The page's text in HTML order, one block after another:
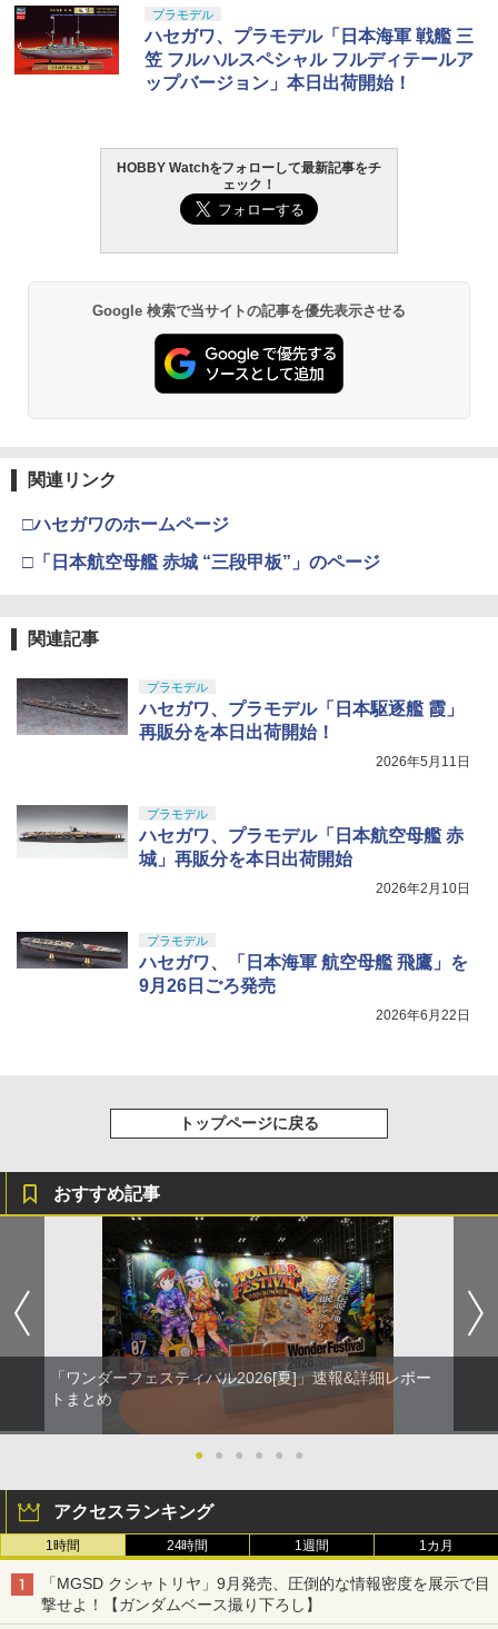
プラモデル
ハセガワ、プラモデル「日本海軍 戦艦 三
笠 フルハルスペシャル フルディテールア
ップバージョン」本日出荷開始！
HOBBY Watchをフォローして最新記事をチ
ェック！
Google 検索で当サイトの記事を優先表示させる
関連リンク
□ハセガワのホームページ
□「日本航空母艦 赤城 “三段甲板”」のページ
関連記事
プラモデル
ハセガワ、プラモデル「日本駆逐艦 霞」
再販分を本日出荷開始！
2026年5月11日
プラモデル
ハセガワ、プラモデル「日本航空母艦 赤
城」再販分を本日出荷開始
2026年2月10日
プラモデル
ハセガワ、「日本海軍 航空母艦 飛鷹」を
9月26日ごろ発売
2026年6月22日
トップページに戻る
おすすめ記事
「ワンダーフェスティバル2026[夏]」速報&詳細レポー
トまとめ
● ● ● ● ● ●
アクセスランキング
1時間 24時間 1週間 1カ月
「MGSD クシャトリヤ」9月発売、圧倒的な情報密度を展示で目
撃せよ！【ガンダムベース撮り下ろし】